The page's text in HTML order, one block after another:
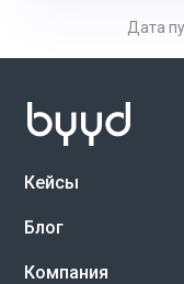
Дата
Кейсы
Блог
Компания